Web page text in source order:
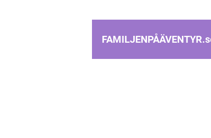
FAMILJENPÅÄVENTYR.